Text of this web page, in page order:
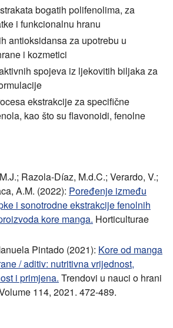
bogatih polifenolima, za
i funkcionalnu hranu
antioksidansa za upotrebu u
i kozmetici
spojeva iz ljekovitih biljaka za
ekstrakcije za specifične
kao što su flavonoidi, fenolne
Razola-Díaz, M.d.C.; Verardo, V.;
A.M. (2022): Poređenje između
i sonotrodne ekstrakcije fenolnih
kore manga. Horticulturae
Pintado (2021): Kore od manga
/ aditiv: nutritivna vrijednost,
i primjena. Trendovi u nauci o hrani
114, 2021. 472-489.